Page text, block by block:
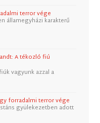
terror vége
államegyházi karakterű
A tékozló fiú
vagyunk azzal a
forradalmi terror vége
gyülekezetben adott